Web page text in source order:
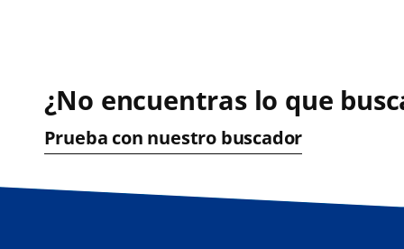
¿No encuentras lo que
Prueba con nuestro buscador